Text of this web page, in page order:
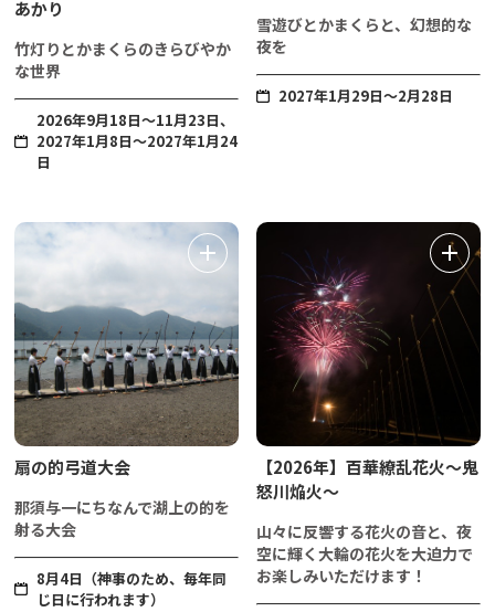
あかり
竹灯りとかまくらのきらびやか
な世界
2026年9月18日〜11月23日、
2027年1月8日～2027年1月24
日
雪遊びとかまくらと、幻想的な
夜を
2027年1月29日～2月28日
扇の的弓道大会
那須与一にちなんで湖上の的を
射る大会
8月4日（神事のため、毎年同
じ日に行われます）
【2026年】百華繚乱花火～鬼
怒川焔火～
山々に反響する花火の音と、夜
空に輝く大輪の花火を大迫力で
お楽しみいただけます！